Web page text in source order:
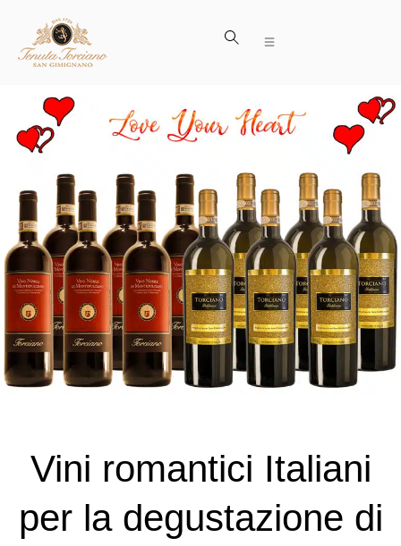
Vini romantici Italiani
per la degustazione di